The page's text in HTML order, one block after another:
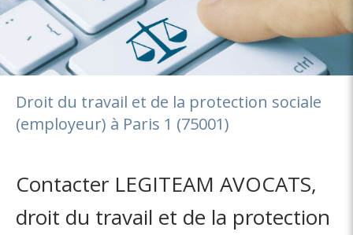
Droit du travail et de la protection sociale
(employeur) à Paris 1 (75001)
Contacter LEGITEAM AVOCATS,
droit du travail et de la protection